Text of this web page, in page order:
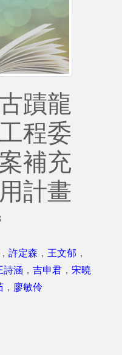
蹟龍
程委
補充
計畫
， 許定森 ， 王文郁 ，
詩涵 ， 吉申君 ， 宋曉
， 廖敏伶